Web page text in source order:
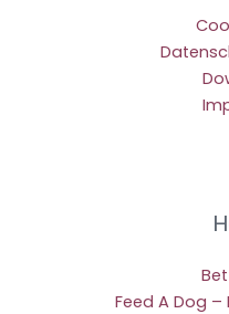
Feed A Dog